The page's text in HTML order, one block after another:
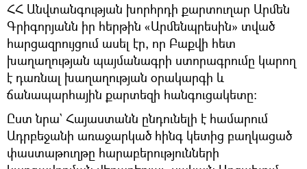
ՀՀ Անվտանգության խորհրդի քարտուղար Արմեն
Գրիգորյանն իր հերթին «Արմենպրեսին» տված
հարցազրույցում ասել էր, որ Բաքվի հետ
խաղաղության պայմանագրի ստորագրումը կարող
է դառնալ խաղաղության օրակարգի և
ճանապարհային քարտեզի հանգուցակետը։
Ըստ նրա` Հայաստանն ընդունելի է համարում
Ադրբեջանի առաջարկած հինգ կետից բաղկացած
փաստաթուղթը հարաբերությունների